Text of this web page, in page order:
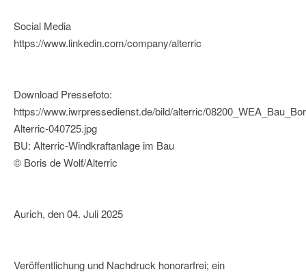
Social Media
https://www.linkedin.com/company/alterric
Download Pressefoto:
https://www.iwrpressedienst.de/bild/alterric/
Alterric-040725.jpg
BU: Alterric-Windkraftanlage im Bau
© Boris de Wolf/Alterric
Aurich, den 04. Juli 2025
Veröffentlichung und Nachdruck honorarfrei; ein